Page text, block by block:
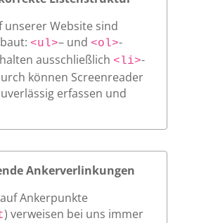
unserer Website sind
<ul>– und <ol>-
ausschließlich <li>-
können Screenreader
erfassen und
Ankerverlinkungen
Ankerpunkte
) verweisen bei uns immer